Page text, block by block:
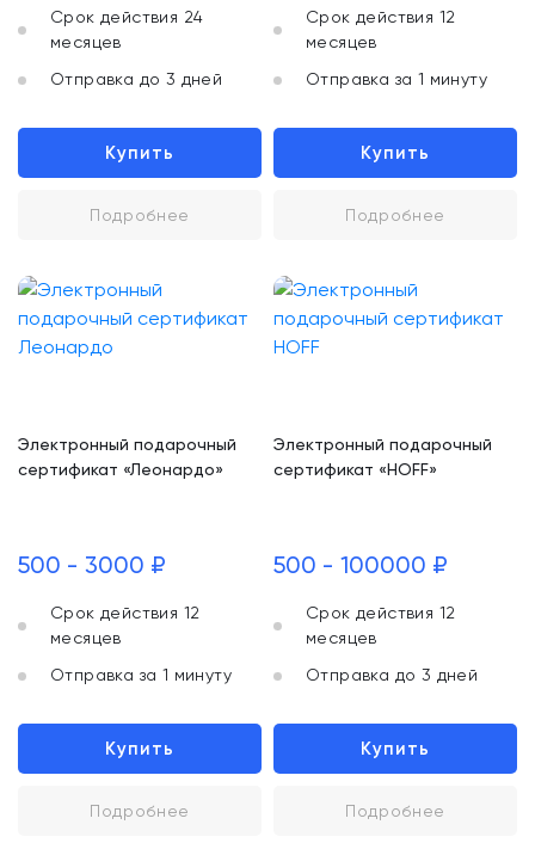
Срок действия 24
месяцев
Отправка до 3 дней
Купить
Подробнее
Срок действия 12
месяцев
Отправка за 1 минуту
Купить
Подробнее
Электронный подарочный
сертификат «Леонардо»
500 - 3000 ₽
Срок действия 12
месяцев
Отправка за 1 минуту
Купить
Подробнее
Электронный подарочный
сертификат «HOFF»
500 - 100000 ₽
Срок действия 12
месяцев
Отправка до 3 дней
Купить
Подробнее